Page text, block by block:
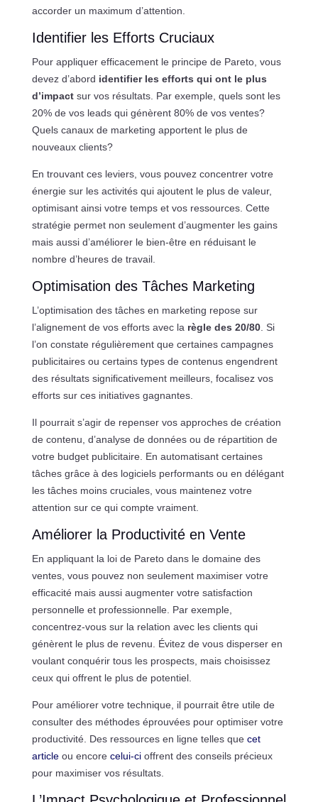
accorder un maximum d’attention.
Identifier les Efforts Cruciaux
Pour appliquer efficacement le principe de Pareto, vous
devez d’abord identifier les efforts qui ont le plus
d’impactsur vos résultats. Par exemple, quels sont les
20% de vos leads qui génèrent 80% de vos ventes?
Quels canaux de marketing apportent le plus de
nouveaux clients?
En trouvant ces leviers, vous pouvez concentrer votre
énergie sur les activités qui ajoutent le plus de valeur,
optimisant ainsi votre temps et vos ressources. Cette
stratégie permet non seulement d’augmenter les gains
mais aussi d’améliorer le bien-être en réduisant le
nombre d’heures de travail.
Optimisation des Tâches Marketing
L’optimisation des tâches en marketing repose sur
l’alignement de vos efforts avec la règle des 20/80. Si
l’on constate régulièrement que certaines campagnes
publicitaires ou certains types de contenus engendrent
des résultats significativement meilleurs, focalisez vos
efforts sur ces initiatives gagnantes.
Il pourrait s’agir de repenser vos approches de création
de contenu, d’analyse de données ou de répartition de
votre budget publicitaire. En automatisant certaines
tâches grâce à des logiciels performants ou en délégant
les tâches moins cruciales, vous maintenez votre
attention sur ce qui compte vraiment.
Améliorer la Productivité en Vente
En appliquant la loi de Pareto dans le domaine des
ventes, vous pouvez non seulement maximiser votre
efficacité mais aussi augmenter votre satisfaction
personnelle et professionnelle. Par exemple,
concentrez-vous sur la relation avec les clients qui
génèrent le plus de revenu. Évitez de vous disperser en
voulant conquérir tous les prospects, mais choisissez
ceux qui offrent le plus de potentiel.
Pour améliorer votre technique, il pourrait être utile de
consulter des méthodes éprouvées pour optimiser votre
productivité. Des ressources en ligne telles que cet
articleou encore celui-cioffrent des conseils précieux
pour maximiser vos résultats.